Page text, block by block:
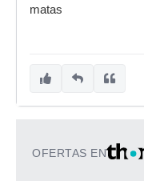
matas
OFERTAS EN